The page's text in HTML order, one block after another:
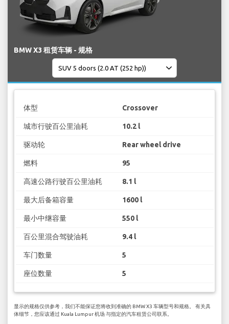
BMW X3 租赁车辆 - 规格
体型 Crossover
城市行驶百公里油耗 10.2 l
驱动轮 Rear wheel drive
燃料 95
高速公路行驶百公里油耗 8.1 l
最大后备箱容量 1600 l
最小中继容量 550 l
百公里混合驾驶油耗 9.4 l
车门数量 5
座位数量 5
显示的规格仅供参考，我们不能保证您将收到准确的 BMW X3 车辆型号和规格。 有关具
体细节，您应该通过 Kuala Lumpur 机场 与指定的汽车租赁公司联系。